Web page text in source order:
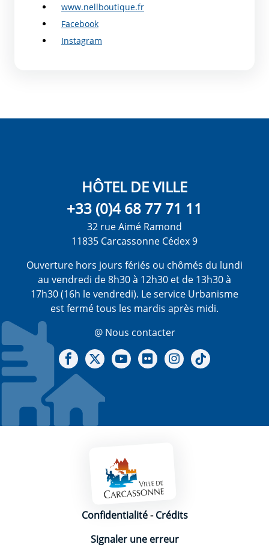
www.nellboutique.fr
Facebook
Instagram
HÔTEL DE VILLE
+33 (0)4 68 77 71 11
32 rue Aimé Ramond
11835 Carcassonne Cédex 9
Ouverture hors jours fériés ou chômés du lundi
au vendredi de 8h30 à 12h30 et de 13h30 à
17h30 (16h le vendredi). Le service Urbanisme
est fermé tous les mardis après midi.
@ Nous contacter
Notre Facebook
Notre X - (twitter)
Notre chaine Youtube
Notre Gallerie sur Flickr
Notre Instagram
Mentions légales
Confidentialité-Crédits
Signaler une erreur